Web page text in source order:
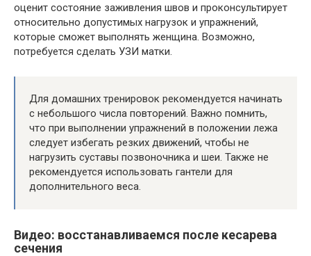
оценит состояние заживления швов и проконсультирует
относительно допустимых нагрузок и упражнений,
которые сможет выполнять женщина. Возможно,
потребуется сделать УЗИ матки.
Для домашних тренировок рекомендуется начинать
с небольшого числа повторений. Важно помнить,
что при выполнении упражнений в положении лежа
следует избегать резких движений, чтобы не
нагрузить суставы позвоночника и шеи. Также не
рекомендуется использовать гантели для
дополнительного веса.
Видео: восстанавливаемся после кесарева
сечения